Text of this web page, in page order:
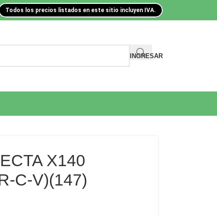
Todos los precios listados en este sitio incluyen IVA.
INGRESAR
X140
C-V)(147)